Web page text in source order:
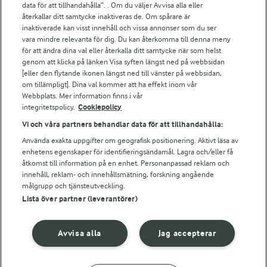
Falbygdens Ost
Arla webbshop
Bildbank
Följ oss
© 2026 Arla Foods
Integritetspolicy
data för att tillhandahålla”. . Om du väljer Avvisa alla eller
återkallar ditt samtycke inaktiveras de. Om spårare är
inaktiverade kan visst innehåll och vissa annonser som du ser
vara mindre relevanta för dig. Du kan återkomma till denna meny
för att ändra dina val eller återkalla ditt samtycke när som helst
genom att klicka på länken Visa syften längst ned på webbsidan
[eller den flytande ikonen längst ned till vänster på webbsidan,
om tillämpligt]. Dina val kommer att ha effekt inom vår
Webbplats. Mer information finns i vår
integritetspolicy. Cookiepolicy
Vi och våra partners behandlar data för att tillhandahålla:
Använda exakta uppgifter om geografisk positionering. Aktivt läsa av
enhetens egenskaper för identifieringsändamål. Lagra och/eller få
åtkomst till information på en enhet. Personanpassad reklam och
innehåll, reklam- och innehållsmätning, forskning angående
målgrupp och tjänsteutveckling.
Lista över partner (leverantörer)
Jag accepterar
Avvisa alla